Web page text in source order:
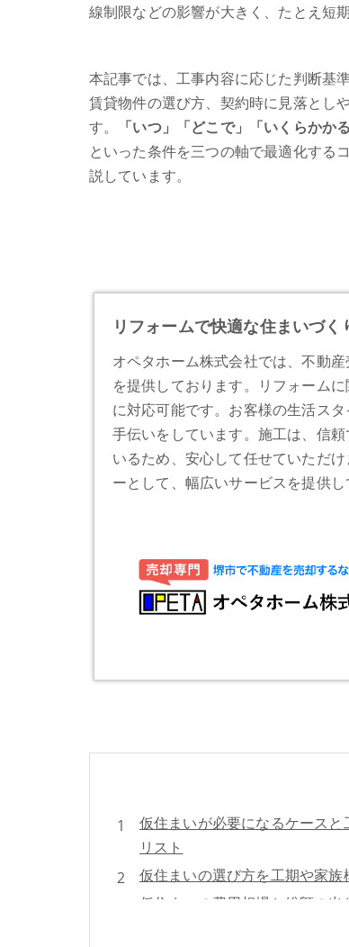
線制限などの影響が大きく、たとえ短
本記事では、工事内容に応じた判断基
賃貸物件の選び方、契約時に見落とし
す。
「いつ」「どこで」「いくらかかる
といった条件を三つの軸で最適化する
説しています。
リフォームで快適な住まいづ
オペタホーム株式会社では、不動産
を提供しております。リフォーム
に対応可能です。お客様の生活ス
手伝いをしています。施工は、信
いるため、安心して任せていただ
ーとして、幅広いサービスを提供
仮住まいが必要になるケース
リスト
仮住まいの選び方を工期や家
仮住まいの費用相場と総額の
仮住まい探しと理想の物件を